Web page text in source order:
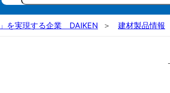
を実現する企業 DAIKEN 建材製品情報